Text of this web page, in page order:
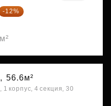
-12%
56.6м²
корпус, 4 секция, 30